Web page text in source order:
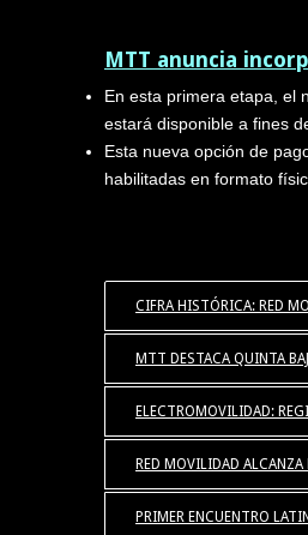
MTT anuncia
En esta primera etapa, el
estará disponible a fines
Esta nueva opción de
habilitadas en formato
CIFRA HISTÓRICA: RED
MTT DESTACA QUINTA
ELECTROMOVILIDAD:
RED MOVILIDAD
PRIMER ENCUENTRO